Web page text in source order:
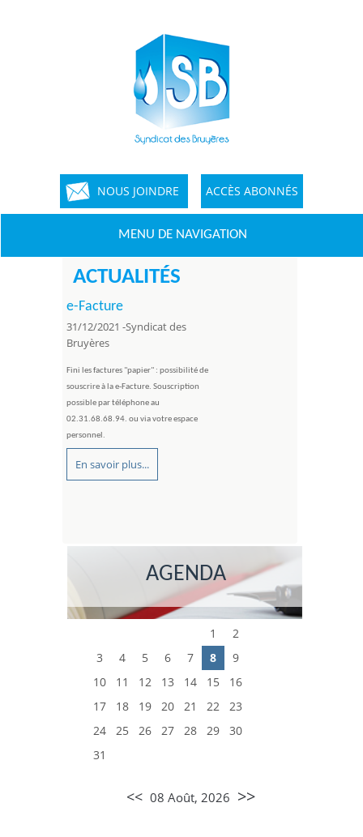
ACCÈS ABONNÉS
NOUS JOINDRE
MENU DE NAVIGATION
ACTUALITÉS
e-Facture
31/12/2021 -Syndicat des
Bruyères
Fini les factures "papier" : possibilité de
souscrire à la e-Facture. Souscription
possible par téléphone au
02.31.68.68.94. ou via votre espace
personnel.
En savoir plus...
AGENDA
1
2
3
4 5 6 7 8
9
10
11 12 13 14 15
16
17
18 19 20 21 22
23
24
25 26 27 28 29
30
31
<< 08 Août, 2026 >>